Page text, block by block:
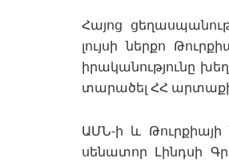
Հայոց
լույսի ներքո
իրականությունը
տարածել ՀՀ
ԱՄՆ-ի և
սենատոր Լինդսի